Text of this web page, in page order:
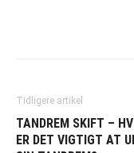
Tidligere artikel
TANDREM SKIFT –
ER DET VIGTIGT AT